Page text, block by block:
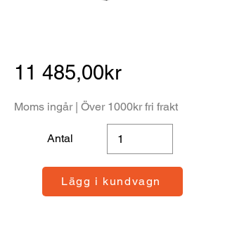
11 485,00kr
Moms ingår | Över 1000kr fri frakt
Antal
Lägg i kundvagn